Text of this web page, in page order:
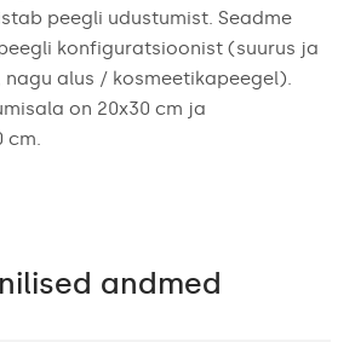
peegli udustumist. Seadme
konfiguratsioonist (suurus ja
alus / kosmeetikapeegel).
on 20x30 cm ja
cm.
andmed